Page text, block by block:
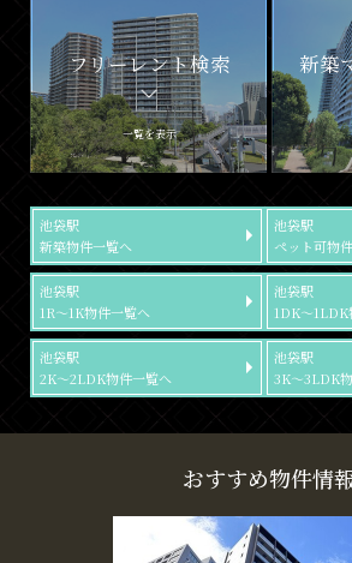
フリーレント検索
一覧を表示
新築
池袋駅
新築物件一覧へ
池袋駅
ペット可物
池袋駅
1R～1K物件一覧へ
池袋駅
1DK～1LDK
池袋駅
2K～2LDK物件一覧へ
池袋駅
3K～3LDK
おすすめ物件情